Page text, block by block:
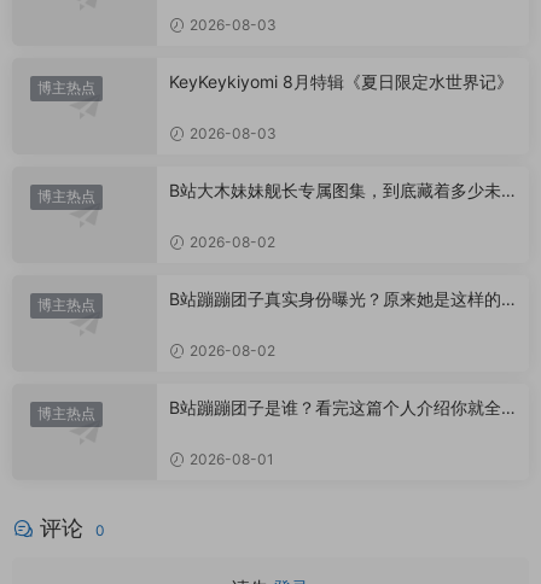
2026-08-03
博主热点 KeyKeykiyomi 8月特辑《夏日限定水世界记》
2026-08-03
博主热点
B站大木妹妹舰长专属图集，到底藏着多少未
2026-08-02
博主热点
B站蹦蹦团子真实身份曝光？原来她是这样的U
2026-08-02
博主热点
B站蹦蹦团子是谁？看完这篇个人介绍你就全
2026-08-01
评论 0